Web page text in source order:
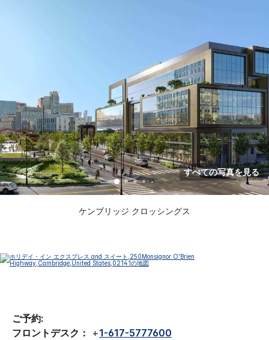
ケンブリッジ クロッシングス
すべての写真を見る
ご予約:
フロントデスク：
+1-617-5777600